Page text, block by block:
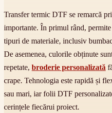
Transfer termic DTF se remarcă
importante. În primul rând,
tipuri de materiale, inclusiv
De asemenea, culorile obținute
repetate, broderie personalizată
crape. Tehnologia este rapidă și
sau mari, iar folii DTF
cerințele fiecărui proiect.